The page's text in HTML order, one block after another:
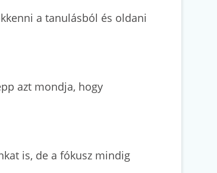
a tanulásból és oldani
azt mondja, hogy
is, de a fókusz mindig